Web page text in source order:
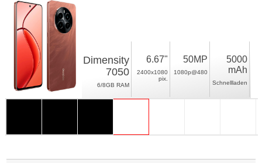
Dimensity
7050
6/8GB RAM
6.67"
2400x1080
pix.
50MP
1080p@480
5000
mAh
Schnellladen